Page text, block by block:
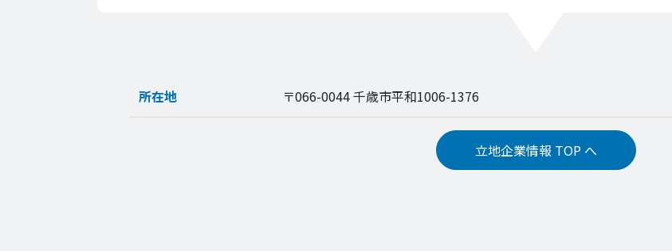
所在地 〒066-0044 千歳市平和1006-1376
立地企業情報 TOP へ